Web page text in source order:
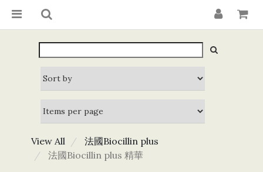
View All
法國Biocillin plus
法國Biocillin plus 精華